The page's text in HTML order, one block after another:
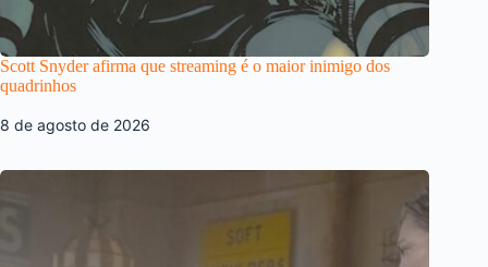
Scott Snyder afirma que streaming é o maior inimigo dos
quadrinhos
8 de agosto de 2026